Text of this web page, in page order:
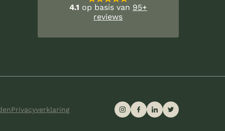
4.1 op basis van 95+
reviews
Privacyverklaring